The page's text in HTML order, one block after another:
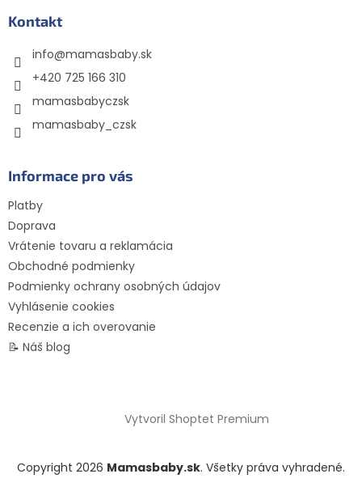
Kontakt
info@mamasbaby.sk
+420 725 166 310
mamasbabyczsk
mamasbaby_czsk
Informace pro vás
Platby
Doprava
Vrátenie tovaru a reklamácia
Obchodné podmienky
Podmienky ochrany osobných údajov
Vyhlásenie cookies
Recenzie a ich overovanie
📝 Náš blog
Vytvoril Shoptet Premium
Copyright 2026 Mamasbaby.sk. Všetky práva vyhradené.